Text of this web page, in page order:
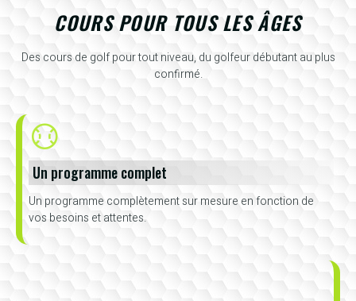
COURS POUR TOUS LES ÂGES
Des cours de golf pour tout niveau, du golfeur débutant au plus
confirmé.
Un programme complet
Un programme complètement sur mesure en fonction de
vos besoins et attentes.